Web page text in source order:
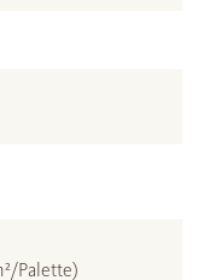
Palette)